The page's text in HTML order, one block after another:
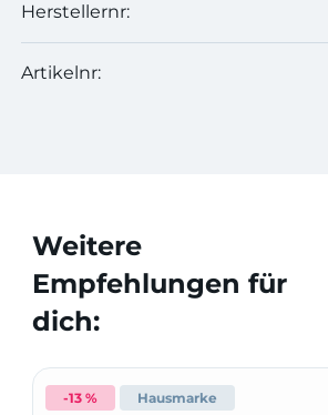
Herstellernr:
Artikelnr:
Weitere
Empfehlungen für
dich:
-13 % Hausmarke